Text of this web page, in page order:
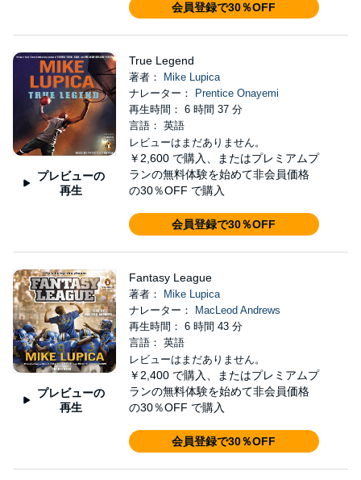
会員登録で30％OFF
プレビューの
再生
True Legend
著者：
Mike Lupica
ナレーター：
Prentice Onayemi
再生時間： 6 時間 37 分
言語： 英語
レビューはまだありません。
￥2,600 で購入、またはプレミアムプ
ランの無料体験を始めて非会員価格
の30％OFF で購入
会員登録で30％OFF
プレビューの
再生
Fantasy League
著者：
Mike Lupica
ナレーター：
MacLeod Andrews
再生時間： 6 時間 43 分
言語： 英語
レビューはまだありません。
￥2,400 で購入、またはプレミアムプ
ランの無料体験を始めて非会員価格
の30％OFF で購入
会員登録で30％OFF